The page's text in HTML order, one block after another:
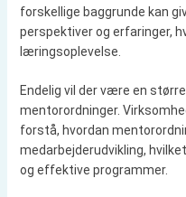
forskellige baggrunde kan
perspektiver og erfaringer,
læringsoplevelse.
Endelig vil der være en
mentorordninger.
forstå, hvordan
medarbejderudvikling,
og effektive programmer.